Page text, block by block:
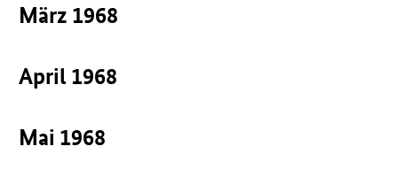
März 1968
April 1968
Mai 1968